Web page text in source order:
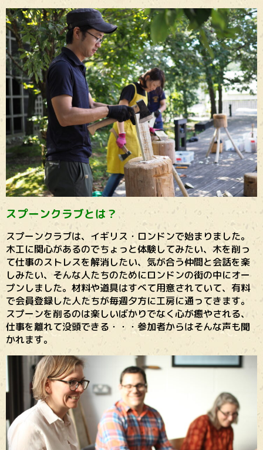
スプーンクラブとは？
スプーンクラブは、イギリス・ロンドンで始まりました。
木工に関心があるのでちょっと体験してみたい、木を削っ
て仕事のストレスを解消したい、気が合う仲間と会話を楽
しみたい、そんな人たちのためにロンドンの街の中にオー
プンしました。材料や道具はすべて用意されていて、有料
で会員登録した人たちが毎週夕方に工房に通ってきます。
スプーンを削るのは楽しいばかりでなく心が癒やされる、
仕事を離れて没頭できる・・・参加者からはそんな声も聞
かれます。